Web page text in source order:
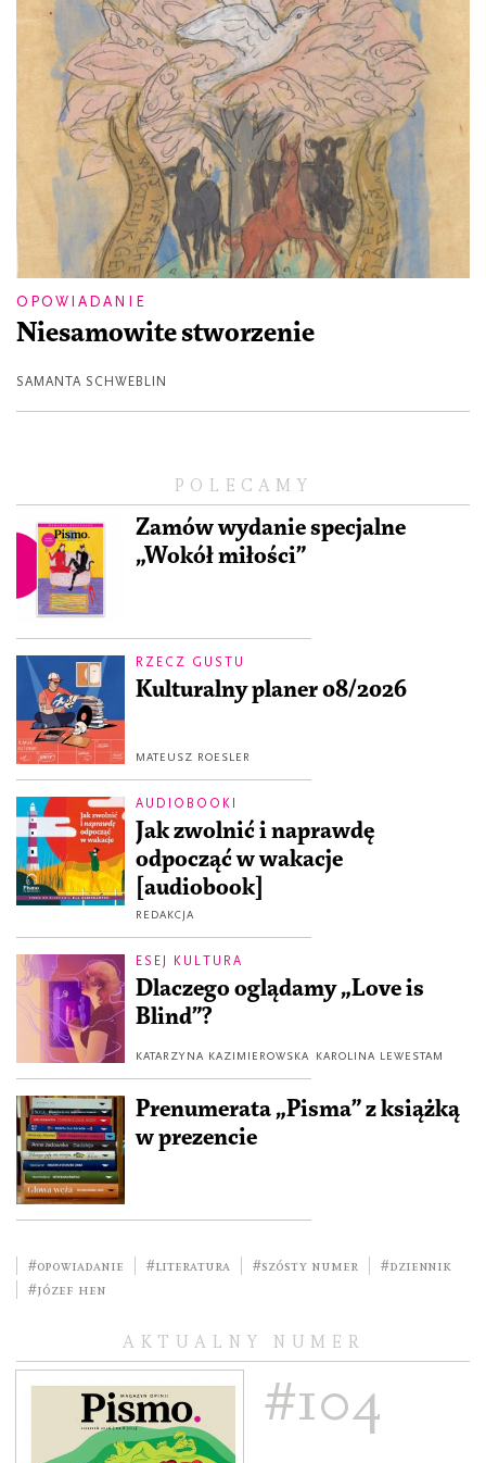
POLECAMY
Zamów wydanie specjalne
„Wokół miłości”
RZECZ GUSTU
Kulturalny planer 08/2026
MATEUSZ ROESLER
AUDIOBOOKI
Jak zwolnić i naprawdę
odpocząć w wakacje
[audiobook]
REDAKCJA
ESEJ KULTURA
Dlaczego oglądamy „Love is
Blind”?
KATARZYNA KAZIMIEROWSKA KAROLINA LEWESTAM
Prenumerata „Pisma” z książką
w prezencie
#opowiadanie #literatura #szósty numer
#dziennik
#Józef Hen
AKTUALNY NUMER
#104
OPOWIADANIE
Niesamowite stworzenie
SAMANTA SCHWEBLIN